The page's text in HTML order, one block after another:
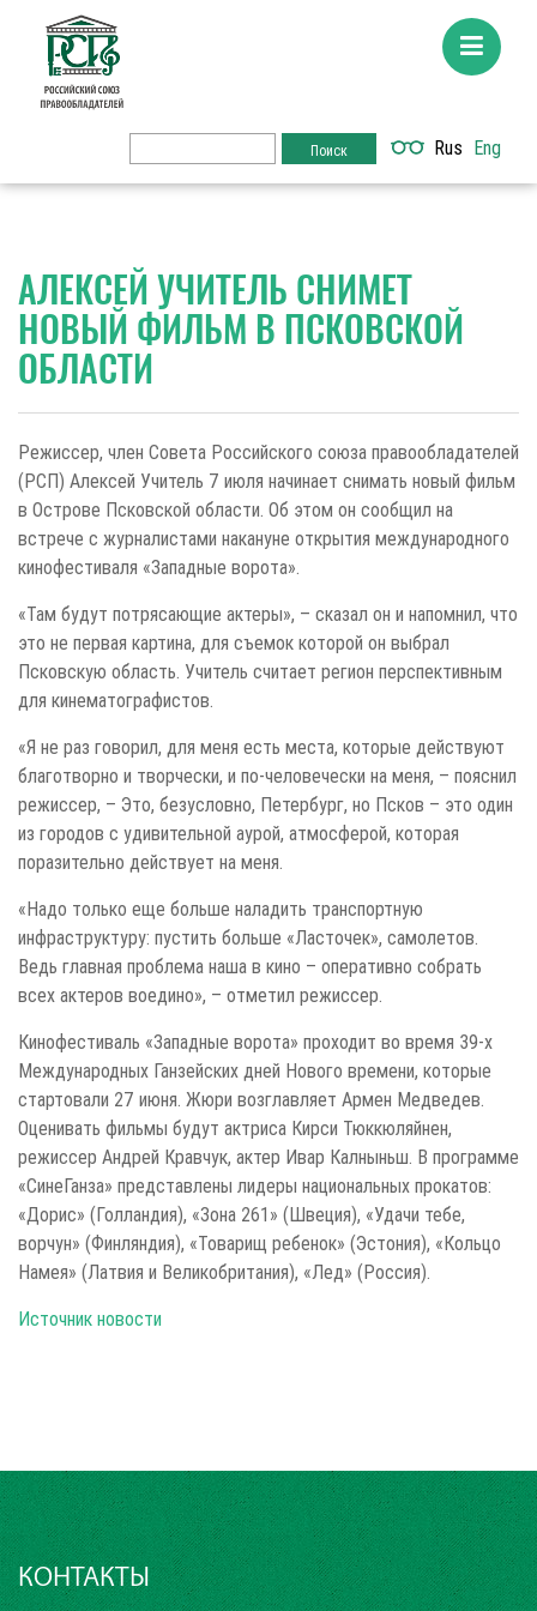
Rus Eng
АЛЕКСЕЙ УЧИТЕЛЬ СНИМЕТ
НОВЫЙ ФИЛЬМ В ПСКОВСКОЙ
ОБЛАСТИ
Режиссер, член Совета Российского союза правообладателей
(РСП) Алексей Учитель 7 июля начинает снимать новый фильм
в Острове Псковской области. Об этом он сообщил на
встрече с журналистами накануне открытия международного
кинофестиваля «Западные ворота».
«Там будут потрясающие актеры», – сказал он и напомнил, что
это не первая картина, для съемок которой он выбрал
Псковскую область. Учитель считает регион перспективным
для кинематографистов.
«Я не раз говорил, для меня есть места, которые действуют
благотворно и творчески, и по-человечески на меня, – пояснил
режиссер, – Это, безусловно, Петербург, но Псков – это один
из городов с удивительной аурой, атмосферой, которая
поразительно действует на меня.
«Надо только еще больше наладить транспортную
инфраструктуру: пустить больше «Ласточек», самолетов.
Ведь главная проблема наша в кино – оперативно собрать
всех актеров воедино», – отметил режиссер.
Кинофестиваль «Западные ворота» проходит во время 39-х
Международных Ганзейских дней Нового времени, которые
стартовали 27 июня. Жюри возглавляет Армен Медведев.
Оценивать фильмы будут актриса Кирси Тюккюляйнен,
режиссер Андрей Кравчук, актер Ивар Калныньш. В программе
«СинеГанза» представлены лидеры национальных прокатов:
«Дорис» (Голландия), «Зона 261» (Швеция), «Удачи тебе,
ворчун» (Финляндия), «Товарищ ребенок» (Эстония), «Кольцо
Намея» (Латвия и Великобритания), «Лед» (Россия).
Источник новости
КОНТАКТЫ